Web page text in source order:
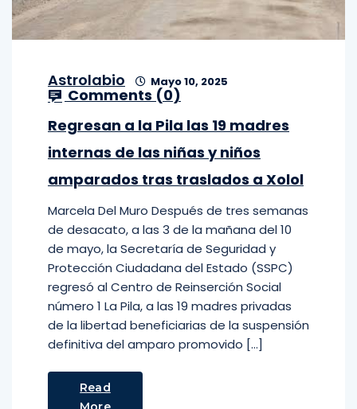
Astrolabio Mayo 10, 2025
Comments (0)
Regresan a la Pila las 19 madres
internas de las niñas y niños
amparados tras traslados a Xolol
Marcela Del Muro Después de tres semanas
de desacato, a las 3 de la mañana del 10
de mayo, la Secretaría de Seguridad y
Protección Ciudadana del Estado (SSPC)
regresó al Centro de Reinserción Social
número 1 La Pila, a las 19 madres privadas
de la libertad beneficiarias de la suspensión
definitiva del amparo promovido […]
Read